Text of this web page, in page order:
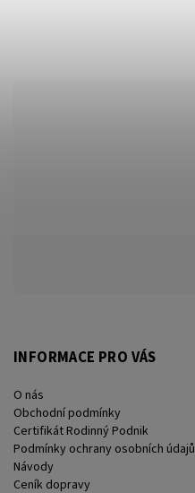
INFORMACE PRO VÁS
O nás
Obchodní podmínky
Certifikát Rodinný Podnik
Podmínky ochrany osobních údajů
Návody
Ceník dopravy